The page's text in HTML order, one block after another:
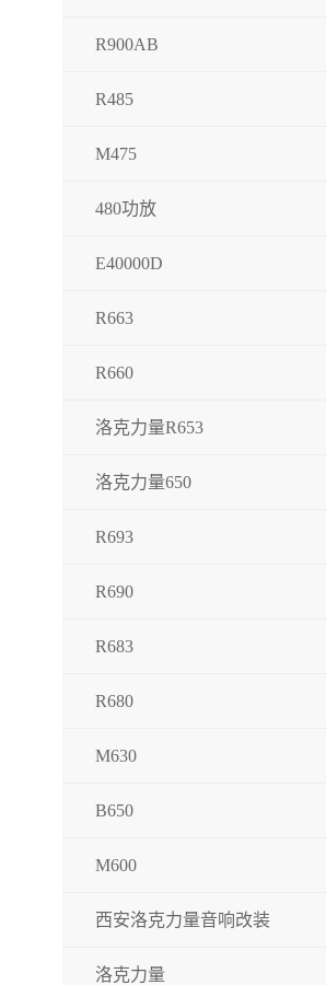
R900AB
R485
M475
480功放
E40000D
R663
R660
洛克力量R653
洛克力量650
R693
R690
R683
R680
M630
B650
M600
西安洛克力量音响改装
洛克力量